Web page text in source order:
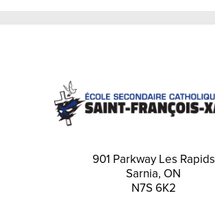
901 Parkway Les Rapids
Sarnia, ON
N7S 6K2